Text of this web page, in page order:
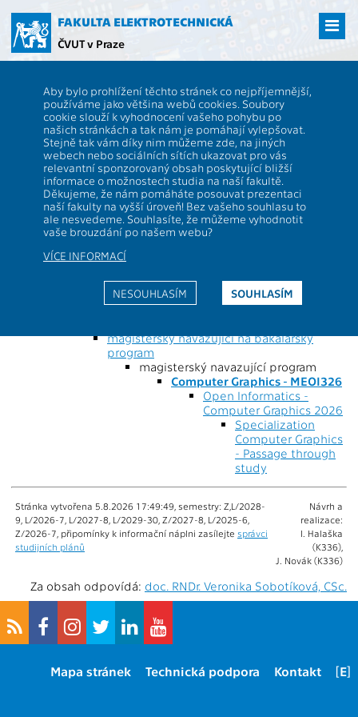
hlavní
obsah
FAKULTA ELEKTROTECHNICKÁ
ČVUT v Praze
Aby bylo prohlížení těchto stránek co nejpříjemnější,
používáme jako většina webů cookies. Soubory
cookie slouží k vyhodnocení vašeho pohybu po
našich stránkách a tak nám je pomáhají vylepšovat.
Stejně tak vám díky nim můžeme zde, na jiných
webech nebo sociálních sítích ukazovat pro vás
relevantní sponzorovaný obsah poskytující bližší
informace o možnostech studia na naší fakultě.
Děkujeme, že nám pomáháte posouvat prezentaci
naší fakulty na vyšší úroveň! Bez vašeho souhlasu to
ale nesvedeme. Souhlasíte, že můžeme vyhodnotit
vaše brouzdání po našem webu?
VÍCE INFORMACÍ
SOUHLASÍM
NESOUHLASÍM
Graphics
Popis stránky:
Obor může být studován v různých formách
studia (prezenční/kombinovaná), typech
programů (magisterský, bakalářský, ...) a blocích
(základní, bakalářský). Na této stránce vidíte
obor, jeho studijní plány a doporučené
průchody.
Obor: Computer Graphics -
MEOI326
Open Informatics - 1256056346905
magisterský navazující na bakalářský
program
magisterský navazující program
Computer Graphics - MEOI326
Open Informatics -
Computer Graphics 2026
Specialization
Computer Graphics
- Passage through
study
Stránka vytvořena 5.8.2026 17:49:49, semestry: Z,L/2028-
9, L/2026-7, L/2027-8, L/2029-30, Z/2027-8, L/2025-6,
Z/2026-7, připomínky k informační náplni zasílejte správci
studijních plánů
Návrh a
realizace:
I. Halaška
(K336),
J. Novák (K336)
Za obsah odpovídá: doc. RNDr. Veronika Sobotíková, CSc.
[E]
Kontakt
Technická podpora
Mapa stránek